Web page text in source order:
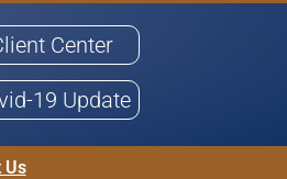
Center
19 Update
Us